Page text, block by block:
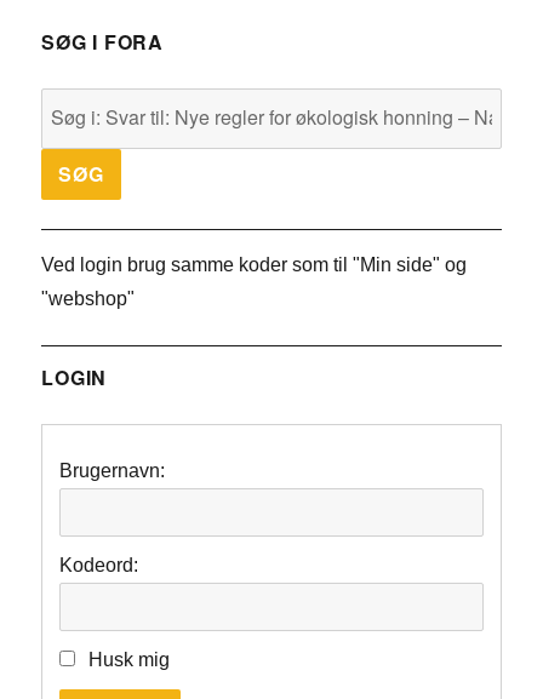
SØG I FORA
Ved login brug samme koder som til "Min side" og
"webshop"
LOGIN
Brugernavn:
Kodeord:
Husk mig